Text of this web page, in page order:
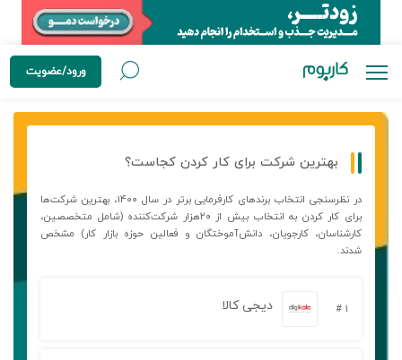
ورود/عضویت
بهترین شرکت برای کار کردن کجاست؟
در نظرسنجی انتخاب برندهای کارفرمایی برتر در سال ۱۴۰۰، بهترین شرکت‌ها
برای کار کردن به انتخاب بیش از ۲۰هزار شرکت‌کننده (شامل متخصصین،
کارشناسان، کارجویان، دانش‌آموختگان و فعالین حوزه بازار کار) مشخص
شدند.
۱ # دیجی کالا